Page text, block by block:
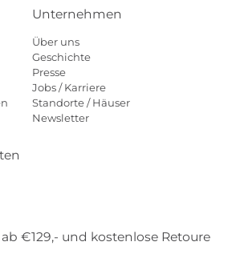
Unternehmen
Über uns
Geschichte
Presse
Jobs / Karriere
Standorte / Häuser
Newsletter
€129,- und kostenlose Retoure